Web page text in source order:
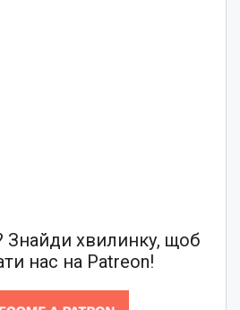
Знайди хвилинку, щоб
нас на Patreon!